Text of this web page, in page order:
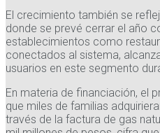
El crecimiento también se
donde se prevé cerrar el año
establecimientos como
conectados al sistema,
usuarios en este segmento
En materia de financiación, el
que miles de familias
través de la factura de gas